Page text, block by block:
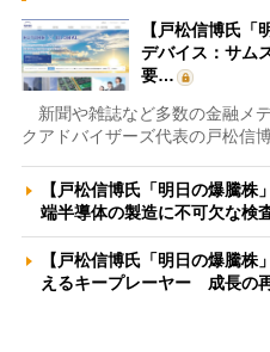
【戸松信博氏「
デバイス：サム
要…
新聞や雑誌など多数の金融メ
クアドバイザーズ代表の戸松信
【戸松信博氏「明日の爆騰
端半導体の製造に不可欠な検
【戸松信博氏「明日の爆騰
えるキープレーヤー 成長の